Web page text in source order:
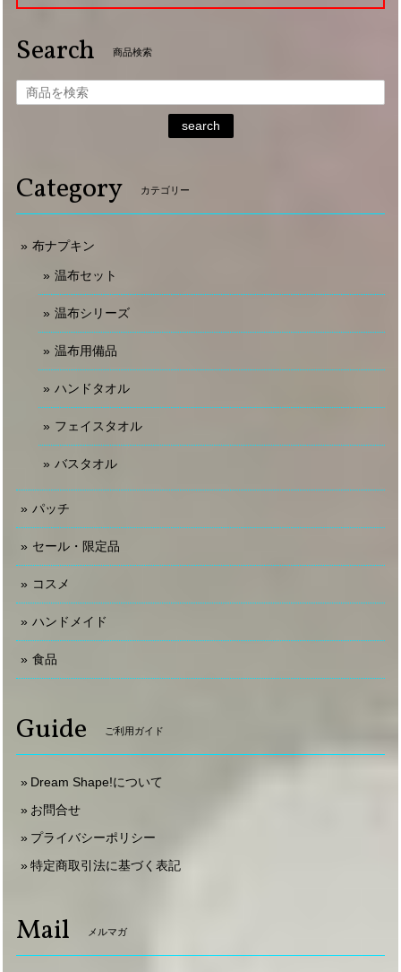
Search 商品検索
search
Category カテゴリー
布ナプキン
温布セット
温布シリーズ
温布用備品
ハンドタオル
フェイスタオル
バスタオル
パッチ
セール・限定品
コスメ
ハンドメイド
食品
Guide ご利用ガイド
Dream Shape!について
お問合せ
プライバシーポリシー
特定商取引法に基づく表記
Mail メルマガ